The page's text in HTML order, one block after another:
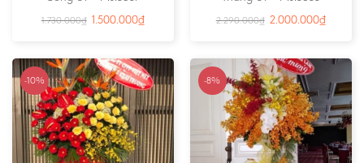
1.730.000₫ 1.500.000₫ 2.290.000₫ 2.000.000₫
-10% -8%